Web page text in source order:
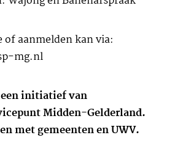
aanmelden kan via:
mg.nl
initiatief van
Midden-Gelderland.
met gemeenten en UWV.